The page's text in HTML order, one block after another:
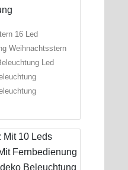
16 Led
Weihnachtsstern
Led